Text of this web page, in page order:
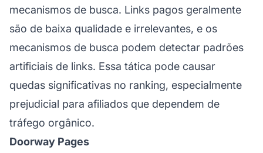
mecanismos de busca. Links pagos geralmente
são de baixa qualidade e irrelevantes, e os
mecanismos de busca podem detectar padrões
artificiais de links. Essa tática pode causar
quedas significativas no ranking, especialmente
prejudicial para afiliados que dependem de
tráfego orgânico.
Doorway Pages